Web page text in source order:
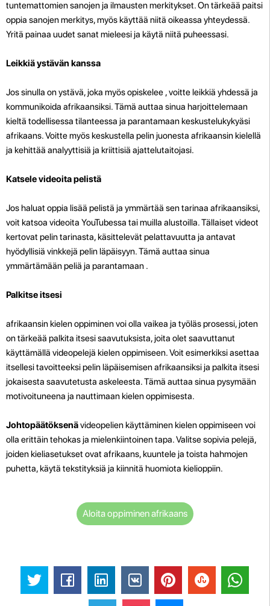
tuntemattomien sanojen ja ilmausten merkitykset. On tärkeää paitsi
oppia sanojen merkitys, myös käyttää niitä oikeassa yhteydessä.
Yritä painaa uudet sanat mieleesi ja käytä niitä puheessasi.
Leikkiä ystävän kanssa
Jos sinulla on ystävä, joka myös opiskelee , voitte leikkiä yhdessä ja
kommunikoida afrikaansiksi. Tämä auttaa sinua harjoittelemaan
kieltä todellisessa tilanteessa ja parantamaan keskustelukykyäsi
afrikaans. Voitte myös keskustella pelin juonesta afrikaansin kielellä
ja kehittää analyyttisiä ja kriittisiä ajattelutaitojasi.
Katsele videoita pelistä
Jos haluat oppia lisää pelistä ja ymmärtää sen tarinaa afrikaansiksi,
voit katsoa videoita YouTubessa tai muilla alustoilla. Tällaiset videot
kertovat pelin tarinasta, käsittelevät pelattavuutta ja antavat
hyödyllisiä vinkkejä pelin läpäisyyn. Tämä auttaa sinua
ymmärtämään peliä ja parantamaan .
Palkitse itsesi
afrikaansin kielen oppiminen voi olla vaikea ja työläs prosessi, joten
on tärkeää palkita itsesi saavutuksista, joita olet saavuttanut
käyttämällä videopelejä kielen oppimiseen. Voit esimerkiksi asettaa
itsellesi tavoitteeksi pelin läpäisemisen afrikaansiksi ja palkita itsesi
jokaisesta saavutetusta askeleesta. Tämä auttaa sinua pysymään
motivoituneena ja nauttimaan kielen oppimisesta.
Johtopäätöksenävideopelien käyttäminen kielen oppimiseen voi
olla erittäin tehokas ja mielenkiintoinen tapa. Valitse sopivia pelejä,
joiden kieliasetukset ovat afrikaans, kuuntele ja toista hahmojen
puhetta, käytä tekstityksiä ja kiinnitä huomiota kielioppiin.
Aloita oppiminen afrikaans